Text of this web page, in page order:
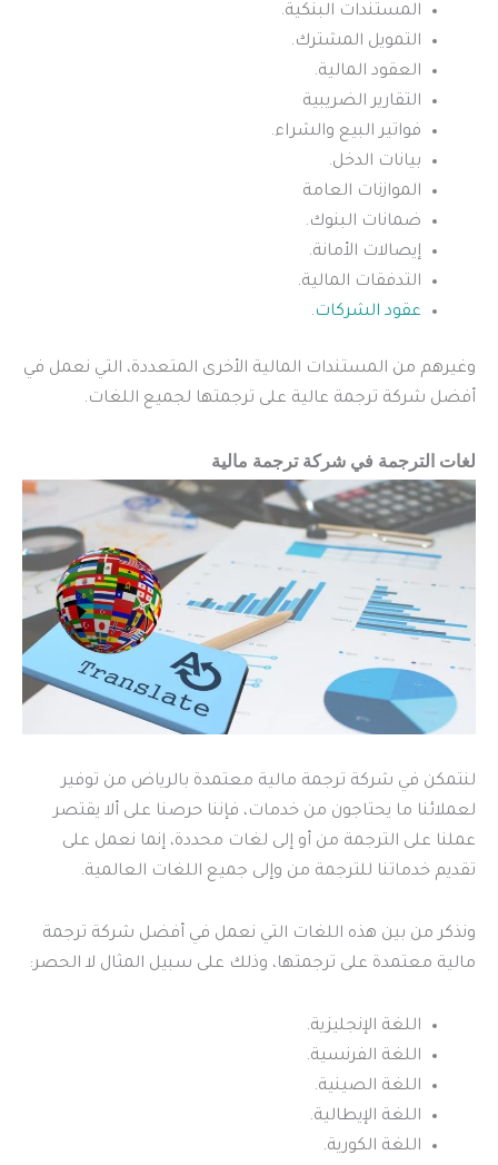
المستندات البنكية.
التمويل المشترك.
العقود المالية.
التقارير الضريبية
فواتير البيع والشراء.
بيانات الدخل.
الموازنات العامة
ضمانات البنوك.
إيصالات الأمانة.
التدفقات المالية.
عقود الشركات.
وغيرهم من المستندات المالية الأخرى المتعددة، التي نعمل في
أفضل شركة ترجمة عالية على ترجمتها لجميع اللغات.
لغات الترجمة في شركة ترجمة مالية
لنتمكن في شركة ترجمة مالية معتمدة بالرياض من توفير
لعملائنا ما يحتاجون من خدمات، فإننا حرصنا على ألا يقتصر
عملنا على الترجمة من أو إلى لغات محددة، إنما نعمل على
تقديم خدماتنا للترجمة من وإلى جميع اللغات العالمية.
ونذكر من بين هذه اللغات التي نعمل في أفضل شركة ترجمة
مالية معتمدة على ترجمتها، وذلك على سبيل المثال لا الحصر:
اللغة الإنجليزية.
اللغة الفرنسية.
اللغة الصينية.
اللغة الإيطالية.
اللغة الكورية.